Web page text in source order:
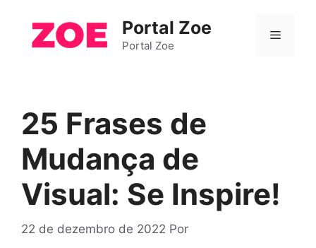
Portal Zoe
Portal Zoe
Menu
25 Frases de
Mudança de
Visual: Se Inspire!
22 de dezembro de 2022 Por